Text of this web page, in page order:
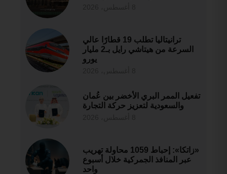
ترانيتاليا تطلب 19 قطارًا عالي
السرعة من هيتاشي رايل بـ2 مليار
يورو
تفعيل الممر البري الأخضر بين عُمان
والسعودية لتعزيز حركة التجارة
«زاتكا»: إحباط 1059 محاولة تهريب
عبر المنافذ الجمركية خلال أسبوع
واحد